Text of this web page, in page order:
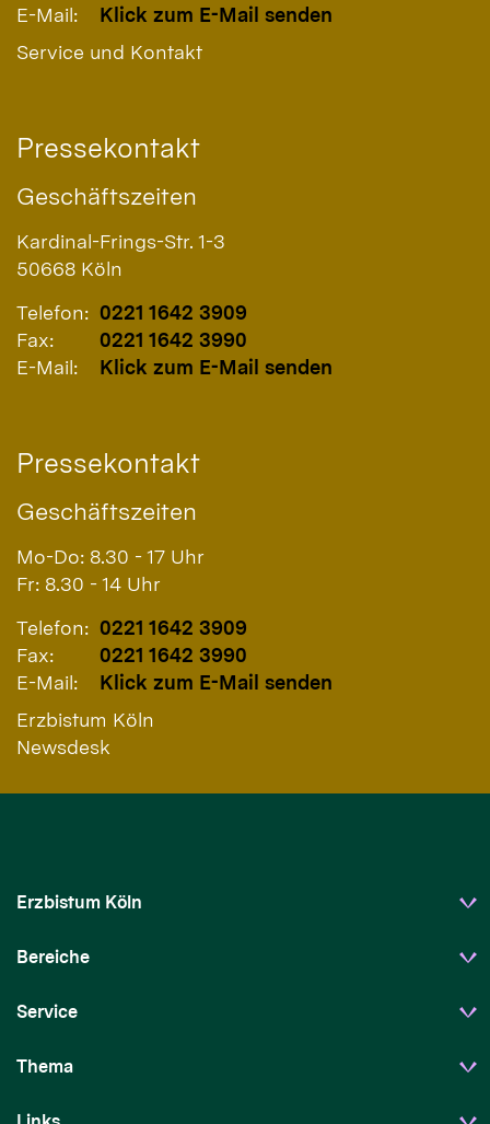
E-Mail:
Klick zum E-Mail senden
Service und Kontakt
Pressekontakt
Geschäftszeiten
Kardinal-Frings-Str. 1-3
50668 Köln
Telefon: 0221 1642 3909
Fax:
0221 1642 3990
E-Mail:
Klick zum E-Mail senden
Pressekontakt
Geschäftszeiten
Mo-Do: 8.30 - 17 Uhr
Fr: 8.30 - 14 Uhr
Telefon: 0221 1642 3909
Fax:
0221 1642 3990
E-Mail:
Klick zum E-Mail senden
Erzbistum Köln
Newsdesk
Erzbistum Köln
Bereiche
Service
Thema